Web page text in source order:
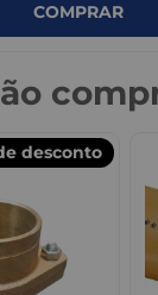
COMPRAR
desconto